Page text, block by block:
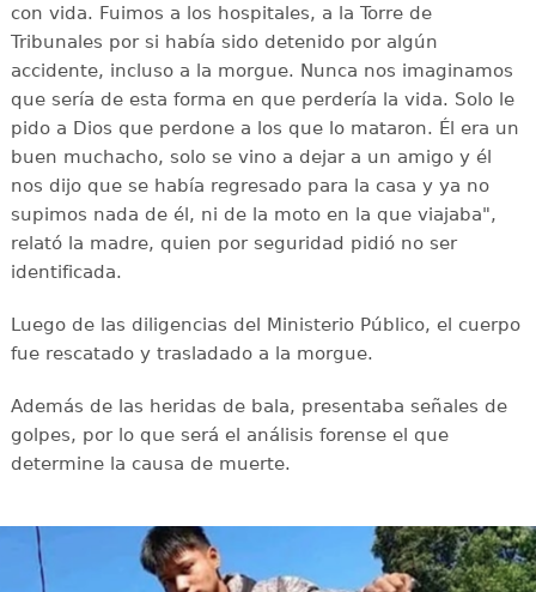
con vida. Fuimos a los hospitales, a la Torre de
Tribunales por si había sido detenido por algún
accidente, incluso a la morgue. Nunca nos imaginamos
que sería de esta forma en que perdería la vida. Solo le
pido a Dios que perdone a los que lo mataron. Él era un
buen muchacho, solo se vino a dejar a un amigo y él
nos dijo que se había regresado para la casa y ya no
supimos nada de él, ni de la moto en la que viajaba",
relató la madre, quien por seguridad pidió no ser
identificada.
Luego de las diligencias del Ministerio Público, el cuerpo
fue rescatado y trasladado a la morgue.
Además de las heridas de bala, presentaba señales de
golpes, por lo que será el análisis forense el que
determine la causa de muerte.